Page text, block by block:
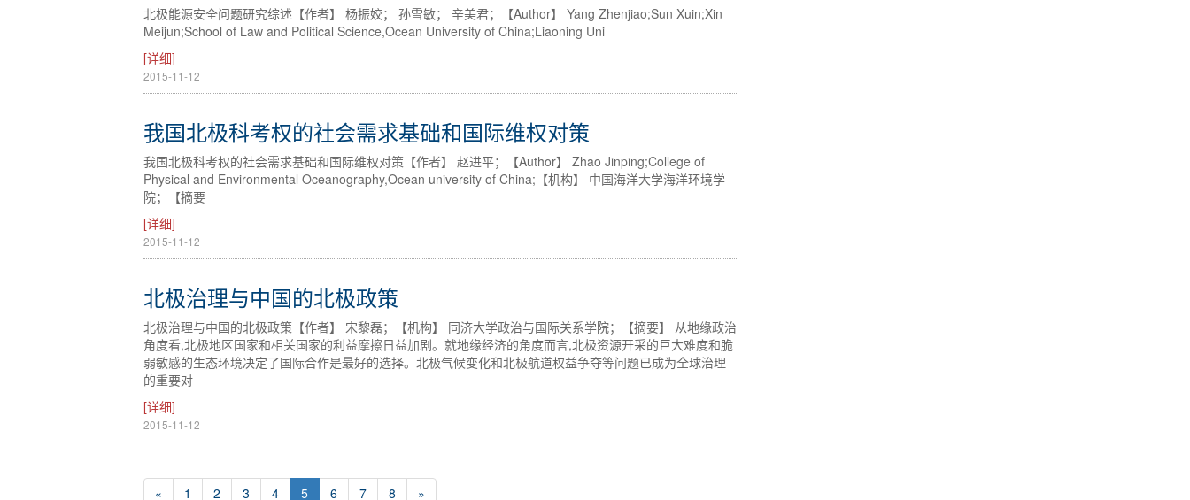
北极能源安全问题研究综述【作者】 杨振姣； 孙雪敏； 辛美君；【Author】 Yang Zhenjiao;Sun Xuin;Xin
Meijun;School of Law and Political Science,Ocean University of China;Liaoning Uni
[详细]
2015-11-12
我国北极科考权的社会需求基础和国际维权对策
我国北极科考权的社会需求基础和国际维权对策【作者】 赵进平；【Author】 Zhao Jinping;College of
Physical and Environmental Oceanography,Ocean university of China;【机构】 中国海洋大学海洋环境学
院；【摘要
[详细]
2015-11-12
北极治理与中国的北极政策
北极治理与中国的北极政策【作者】 宋黎磊；【机构】 同济大学政治与国际关系学院；【摘要】 从地缘政治
角度看,北极地区国家和相关国家的利益摩擦日益加剧。就地缘经济的角度而言,北极资源开采的巨大难度和脆
弱敏感的生态环境决定了国际合作是最好的选择。北极气候变化和北极航道权益争夺等问题已成为全球治理
的重要对
[详细]
2015-11-12
« 1 2 3 4 5 6 7 8 »